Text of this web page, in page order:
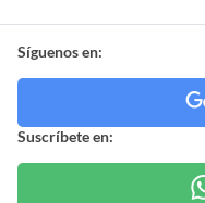
Síguenos en:
Suscríbete en: